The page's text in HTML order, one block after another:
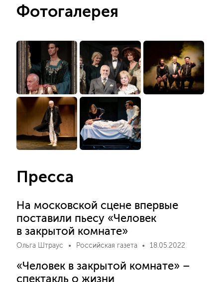
Фотогалерея
Пресса
На московской сцене впервые
поставили пьесу «Человек
в закрытой комнате»
Ольга Штраус Российская газета 18.05.2022
«Человек в закрытой комнате» –
спектакль о жизни